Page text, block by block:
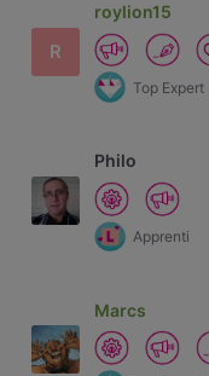
R
roylion15
Top Expert
Philo
Apprenti
Marcs